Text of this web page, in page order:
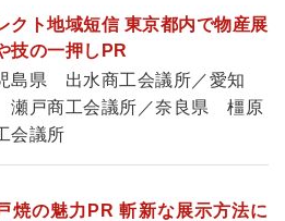
クト地域短信 東京都内で物産展
技の一押しPR
島県 出水商工会議所／愛知
戸商工会議所／奈良県 橿原
会議所
焼の魅力PR 斬新な展示方法に